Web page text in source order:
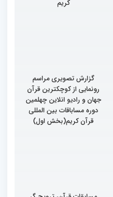
خیریه از غرفه های
گزارش تصویری مراسم
رونمایی از کوچکترین قرآن